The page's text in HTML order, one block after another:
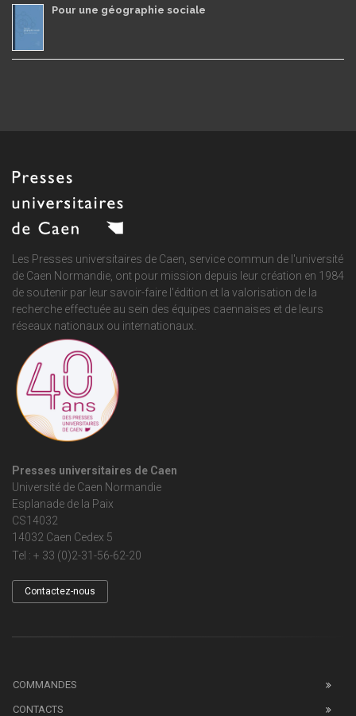
Pour une géographie sociale
Les Presses universitaires de Caen, service commun de l'université
de Caen Normandie , ont pour mission depuis leur création en 1984
de soutenir par leur savoir-faire l'édition et la valorisation de la
recherche effectuée au sein des équipes caennaises et de leurs
réseaux nationaux ou internationaux.
Presses universitaires de Caen
Université de Caen Normandie
Esplanade de la Paix
CS14032
14032 Caen Cedex 5
Tel : + 33 (0)2-31-56-62-20
Contactez-nous
COMMANDES
CONTACTS